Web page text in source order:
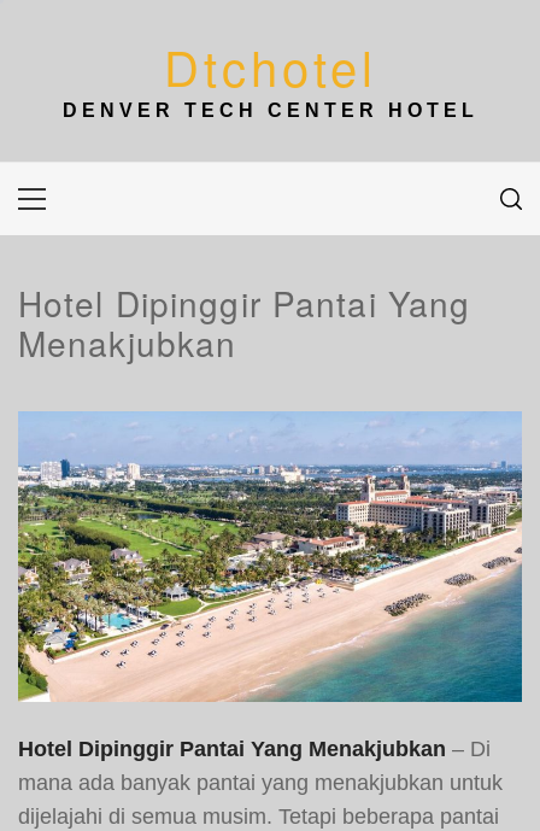
Dtchotel
DENVER TECH CENTER HOTEL
Primary
Menu
Hotel Dipinggir Pantai Yang
Menakjubkan
Hotel Dipinggir Pantai Yang Menakjubkan – Di
mana ada banyak pantai yang menakjubkan untuk
dijelajahi di semua musim. Tetapi beberapa pantai